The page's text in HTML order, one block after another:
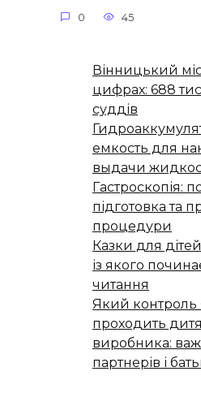
0 45
Вінницький
цифрах: 688
суддів
емкость для
выдачи
Гастроскопія:
підготовка та
процедури
Казки для
із якого
читання
Який контроль
проходить
виробника:
партнерів і